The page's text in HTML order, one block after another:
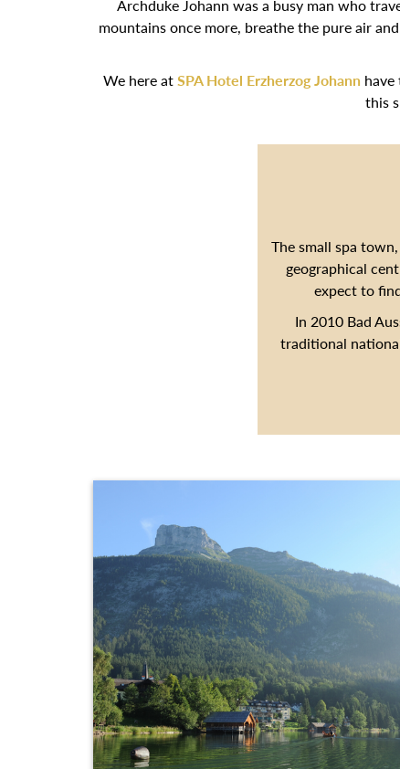
Archduke Johann was a busy man who
mountains once more, breathe the pure air
We here atSPA Hotel Erzherzog Johann have
this
The small spa
geographical
expect to
In 2010 Bad
traditional